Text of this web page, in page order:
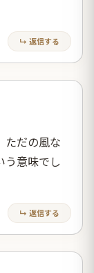
↳ 返信する
ただの風な
う意味でし
↳ 返信する